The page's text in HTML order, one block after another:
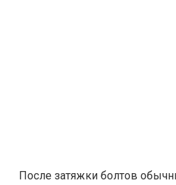
После затяжки болтов